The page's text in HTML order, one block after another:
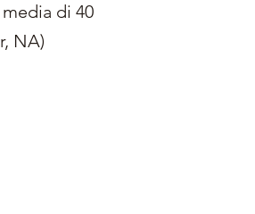
di 40
NA)